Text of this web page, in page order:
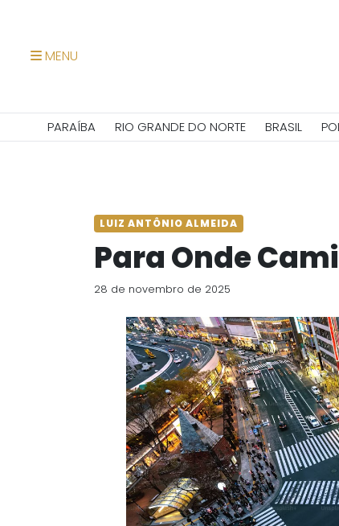
MENU
PARAÍBA RIO GRANDE DO NORTE BRASIL
LUIZ ANTÔNIO ALMEIDA
Para Onde
28 de novembro de 2025